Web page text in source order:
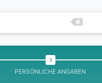
PERSÖNLICHE ANGABEN